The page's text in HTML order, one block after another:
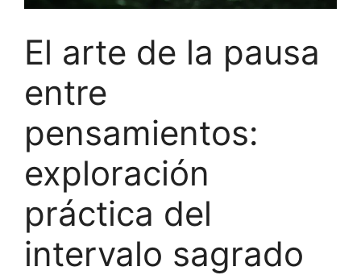
El arte de la pausa
entre
pensamientos:
exploración
práctica del
intervalo sagrado